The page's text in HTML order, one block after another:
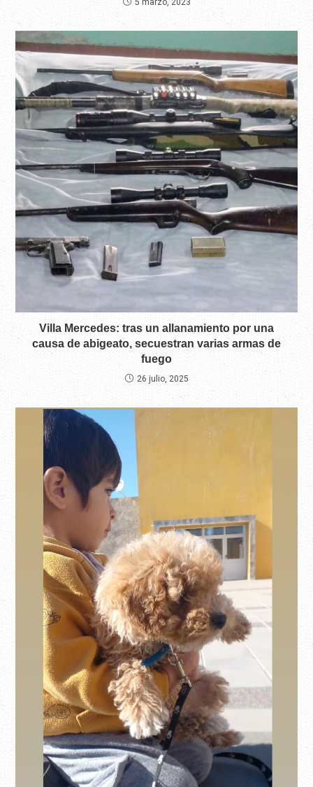
Villa Mercedes: tras un allanamiento por una
causa de abigeato, secuestran varias armas de
fuego
26 julio, 2025